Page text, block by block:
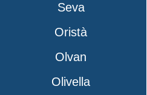
Seva
Oristà
Olvan
Olivella